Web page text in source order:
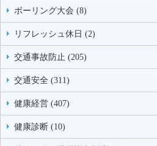
ボーリング大会 (8)
リフレッシュ休日 (2)
交通事故防止 (205)
交通安全 (311)
健康経営 (407)
健康診断 (10)